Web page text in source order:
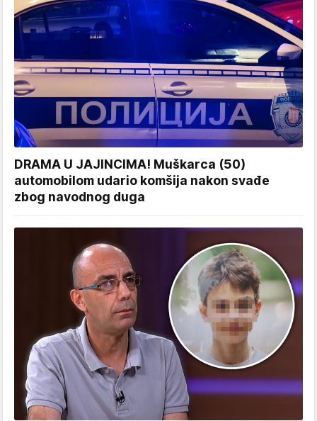
DRAMA U JAJINCIMA! Muškarca (50)
automobilom udario komšija nakon svađe
zbog navodnog duga